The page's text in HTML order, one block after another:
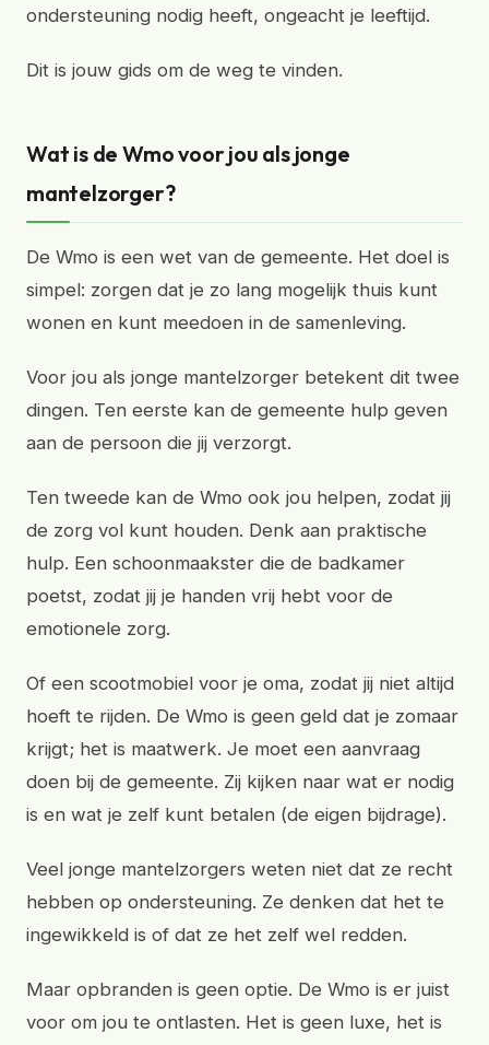
ondersteuning nodig heeft, ongeacht je leeftijd.
Dit is jouw gids om de weg te vinden.
Wat is de Wmo voor jou als jonge
mantelzorger?
De Wmo is een wet van de gemeente. Het doel is
simpel: zorgen dat je zo lang mogelijk thuis kunt
wonen en kunt meedoen in de samenleving.
Voor jou als jonge mantelzorger betekent dit twee
dingen. Ten eerste kan de gemeente hulp geven
aan de persoon die jij verzorgt.
Ten tweede kan de Wmo ook jou helpen, zodat jij
de zorg vol kunt houden. Denk aan praktische
hulp. Een schoonmaakster die de badkamer
poetst, zodat jij je handen vrij hebt voor de
emotionele zorg.
Of een scootmobiel voor je oma, zodat jij niet altijd
hoeft te rijden. De Wmo is geen geld dat je zomaar
krijgt; het is maatwerk. Je moet een aanvraag
doen bij de gemeente. Zij kijken naar wat er nodig
is en wat je zelf kunt betalen (de eigen bijdrage).
Veel jonge mantelzorgers weten niet dat ze recht
hebben op ondersteuning. Ze denken dat het te
ingewikkeld is of dat ze het zelf wel redden.
Maar opbranden is geen optie. De Wmo is er juist
voor om jou te ontlasten. Het is geen luxe, het is